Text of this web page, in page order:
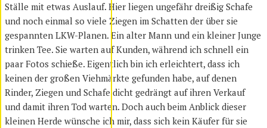
Ställe mit etwas Auslauf. Hier liegen ungefähr dreißig Schafe
und noch einmal so viele Ziegen im Schatten der über sie
gespannten LKW-Planen. Ein alter Mann und ein kleiner Junge
trinken Tee. Sie warten auf Kunden, während ich schnell ein
paar Fotos schieße. Eigentlich bin ich erleichtert, dass ich
keinen der großen Viehmärkte gefunden habe, auf denen
Rinder, Ziegen und Schafe dicht gedrängt auf ihren Verkauf
und damit ihren Tod warten. Doch auch beim Anblick dieser
kleinen Herde wünsche ich mir, dass sich kein Käufer für sie